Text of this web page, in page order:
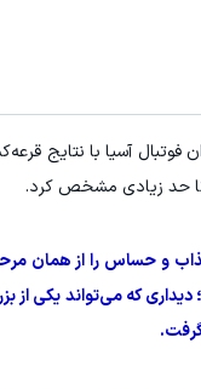
تا حد زیادی مشخص کرد.
و حساس را از همان
که می‌تواند یکی از